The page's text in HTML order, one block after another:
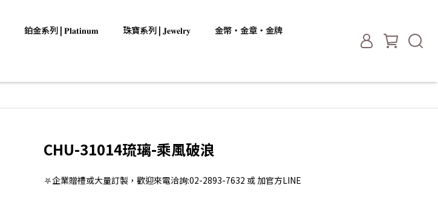
鉑金系列 | 𝐏𝐥𝐚𝐭𝐢𝐧𝐮𝐦 珠寶系列 | 𝐉𝐞𝐰𝐞𝐥𝐫𝐲
金幣・金章・金牌
CHU-31014琉璃-乘風破浪
⛧企業贈禮或大量訂製，歡迎來電洽詢:02-2893-7632 或 加官方LINE